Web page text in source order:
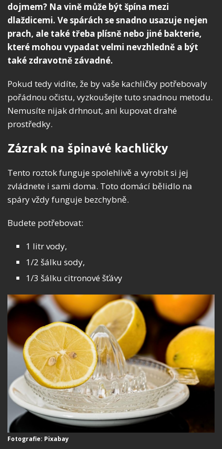
dojmem? Na vině může být špína mezi
dlaždicemi. Ve spárách se snadno usazuje nejen
prach, ale také třeba plísně nebo jiné bakterie,
které mohou vypadat velmi nevzhledně a být
také zdravotně závadné.
Pokud tedy vidíte, že by vaše kachličky potřebovaly
pořádnou očistu, vyzkoušejte tuto snadnou metodu.
Nemusíte nijak drhnout, ani kupovat drahé
prostředky.
Zázrak na špinavé kachličky
Tento roztok funguje spolehlivě a vyrobit si jej
zvládnete i sami doma. Toto domácí bělidlo na
spáry vždy funguje bezchybně.
Budete potřebovat:
1 litr vody,
1/2 šálku sody,
1/3 šálku citronové šťávy
Fotografie: Pixabay